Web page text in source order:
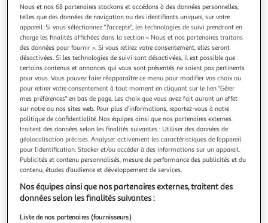
4.6 (46)
L'OR
Espresso Capsules de café ristretto intensité 11
compatibles Nespresso
L'OR Ristretto incarne toute l’intensité d’un café court aux
arômes profonds. Ce mélange complexe dévoile des notes
intenses d’épices fraîches comme le gingembre et la
cardamome, mêlées à des nuances boisées et légèrement
fumées. Sa torréfaction poussée révèle un corps dense et
une crème dorée persi
En savoir +
260g 50 capsules
Vous voulez connaître le prix de ce produit ?
Nous et nos 68 partenaires stockons et accédons à des données personnelles,
telles que des données de navigation ou des identifiants uniques, sur votre
appareil. Si vous sélectionnez "J'accepte", les technologies de suivi prendront en
charge les finalités affichées dans la section « Nous et nos partenaires traitons
des données pour fournir ». Si vous retirez votre consentement, elles seront
désactivées. Si les technologies de suivi sont désactivées, il est possible que
certains contenus et annonces qui vous sont présentés ne soient pas pertinents
pour vous. Vous pouvez faire réapparaître ce menu pour modifier vos choix ou
pour retirer votre consentement à tout moment en cliquant sur le lien "Gérer
mes préférences" en bas de page. Les choix que vous avez fait auront un effet
sur notre ou nos sites web. Pour plus d’informations, reportez-vous à notre
politique de confidentialité. Nos équipes ainsi que nos partenaires externes
traitent des données selon les finalités suivantes : Utiliser des données de
géolocalisation précises. Analyser activement les caractéristiques de l’appareil
pour l’identification. Stocker et/ou accéder à des informations sur un appareil.
Publicités et contenu personnalisés, mesure de performance des publicités et du
contenu, études d’audience et développement de services.
Nos équipes ainsi que nos partenaires externes, traitent des
données selon les finalités suivantes :
Liste de nos partenaires (fournisseurs)